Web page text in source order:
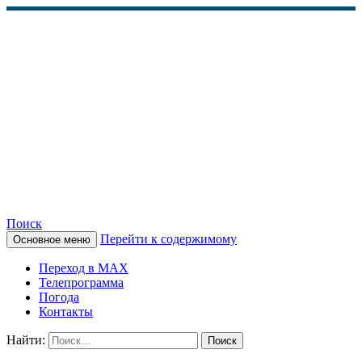
КАМЧАТСКОЕ
ИНФОРМАЦИОННОЕ
АГЕНТСТВО (КИА
«ВЕСТИ»)
Поиск
Основное меню Перейти к содержимому
Переход в MAX
Телепрограмма
Погода
Контакты
Найти: